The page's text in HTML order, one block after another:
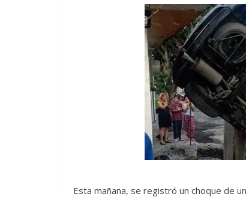
Esta mañana, se registró un choque de